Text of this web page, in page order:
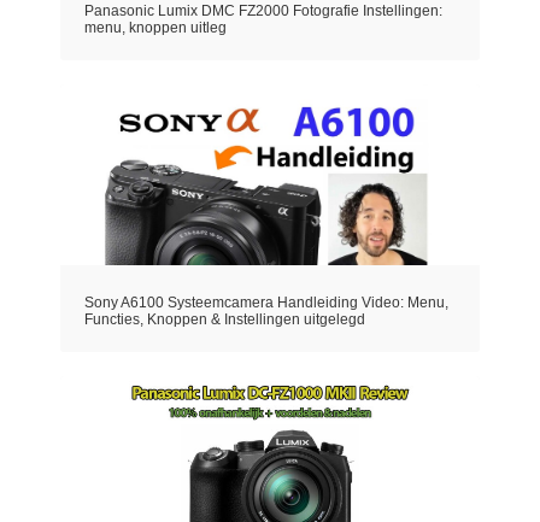
Panasonic Lumix DMC FZ2000 Fotografie Instellingen:
menu, knoppen uitleg
Sony A6100 Systeemcamera Handleiding Video: Menu,
Functies, Knoppen & Instellingen uitgelegd